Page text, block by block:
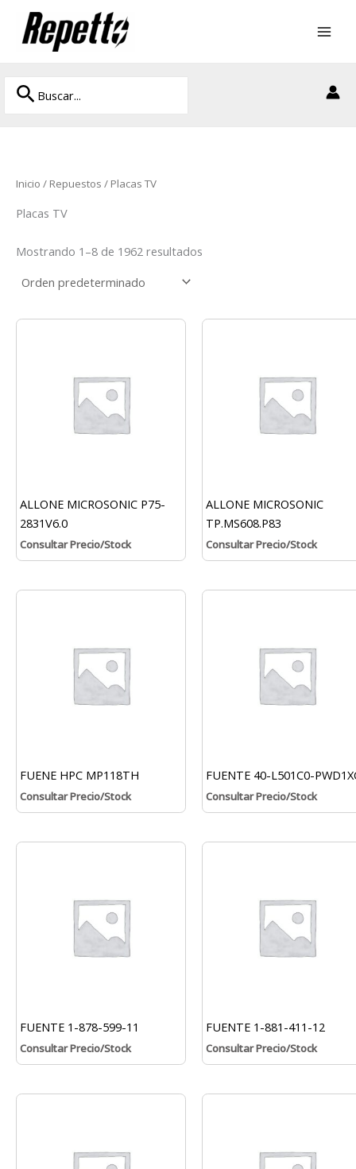
contenido
Buscar
por:
Buscar
Inicio / Repuestos / Placas TV
Placas TV
Mostrando 1–8 de 1962 resultados
ALLONE MICROSONIC P75-
2831V6.0
Consultar Precio/Stock
ALLONE MICROSONIC
TP.MS608.P83
Consultar Precio/Stock
FUENE HPC MP118TH
Consultar Precio/Stock
FUENTE 40-L501C0-
Consultar Precio/Stock
FUENTE 1-878-599-11
Consultar Precio/Stock
FUENTE 1-881-411-12
Consultar Precio/Stock